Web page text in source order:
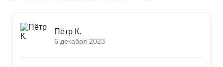
Пётр К.
6 декабря 2023